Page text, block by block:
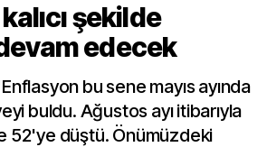
şekilde
edecek
bu sene mayıs ayında
buldu. Ağustos ayı itibarıyla
52'ye düştü. Önümüzdeki